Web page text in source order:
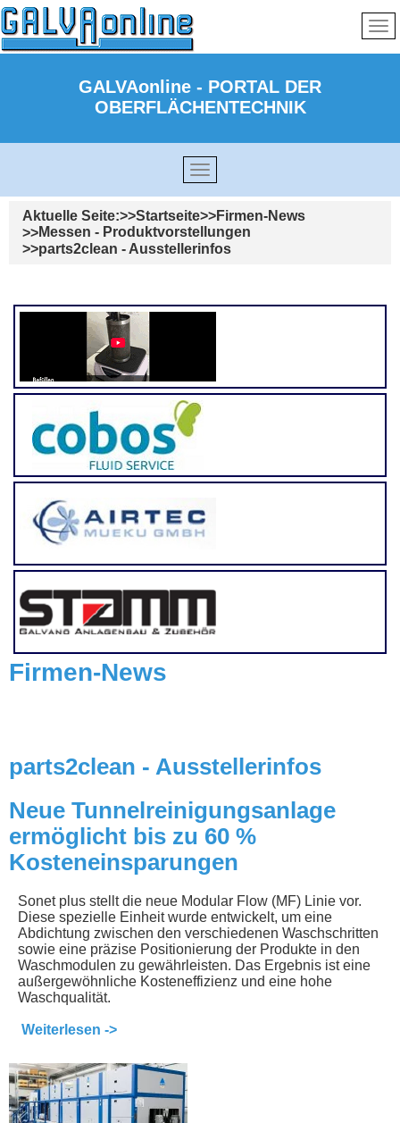
GALVAonline - PORTAL DER
OBERFLÄCHENTECHNIK
Aktuelle Seite: Startseite
Firmen-News
Messen - Produktvorstellungen
parts2clean - Ausstellerinfos
Firmen-News
parts2clean - Ausstellerinfos
Neue Tunnelreinigungsanlage
ermöglicht bis zu 60 %
Kosteneinsparungen
Sonet plus stellt die neue Modular Flow (MF) Linie vor.
Diese spezielle Einheit wurde entwickelt, um eine
Abdichtung zwischen den verschiedenen Waschschritten
sowie eine präzise Positionierung der Produkte in den
Waschmodulen zu gewährleisten. Das Ergebnis ist eine
außergewöhnliche Kosteneffizienz und eine hohe
Waschqualität.
Weiterlesen ->